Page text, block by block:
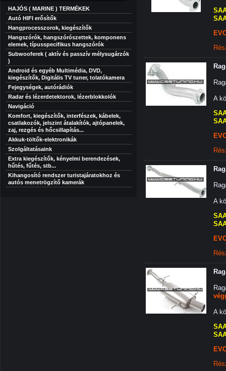
HAJÓS ( MARINE ) TERMÉKEK
Autó HIFI erősítők
Hangprocesszorok, kiegészítők
Hangszórók, hangszórószettek, komponens
elemek, típusspecifikus hangszórók
Subwooferek ( aktív és passzív mélysugárzók
)
Android és egyéb Multimédia, DVD,
kiegészítők, Digitális TV tuner, tolatókamera
Fejegységek, autórádiók
Radar és lézerdetektorok, lézerblokkolók
Navigáció
Komfort, kiegészítők, interfészek, kábelek,
csatlakozók, jelszint átalakítók, ajtópanelek,
zaj, rezgés és hőcsillapítás...
Akkuk-töltők-elektronikák
Szolgáltatásaink
Extra kiegészítők, kényelmi berendezések,
hűtés, fűtés, stb...
Kihangosító rendszer turistajáratokhoz és
autós menetrögzítő kamerák
A
A
A